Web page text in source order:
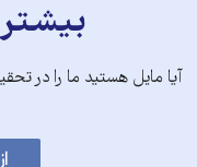
آیا مایل هستید ما را در